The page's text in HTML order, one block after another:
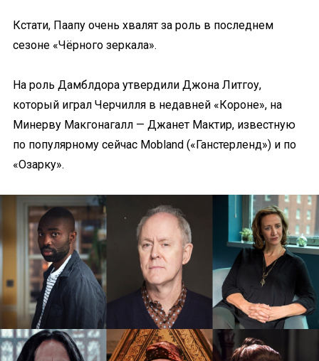
Кстати, Паапу очень хвалят за роль в последнем
сезоне «Чёрного зеркала».
На роль Дамблдора утвердили Джона Литгоу,
который играл Черчилля в недавней «Короне», на
Минерву Макгонагалл — Джанет Мактир, известную
по популярному сейчас Mobland («Ганстерленд») и по
«Озарку».